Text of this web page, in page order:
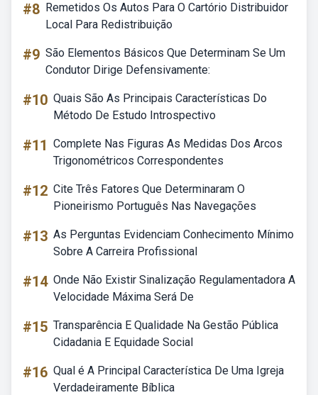
#8 Remetidos Os Autos Para O Cartório Distribuidor
Local Para Redistribuição
#9 São Elementos Básicos Que Determinam Se Um
Condutor Dirige Defensivamente:
#10 Quais São As Principais Características Do
Método De Estudo Introspectivo
#11 Complete Nas Figuras As Medidas Dos Arcos
Trigonométricos Correspondentes
#12 Cite Três Fatores Que Determinaram O
Pioneirismo Português Nas Navegações
#13 As Perguntas Evidenciam Conhecimento Mínimo
Sobre A Carreira Profissional
#14 Onde Não Existir Sinalização Regulamentadora A
Velocidade Máxima Será De
#15 Transparência E Qualidade Na Gestão Pública
Cidadania E Equidade Social
#16 Qual é A Principal Característica De Uma Igreja
Verdadeiramente Bíblica